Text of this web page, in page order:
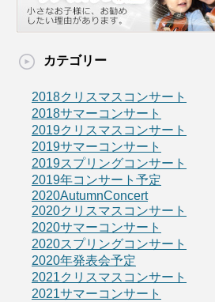
カテゴリー
2018クリスマスコンサート
2018サマーコンサート
2019クリスマスコンサート
2019サマーコンサート
2019スプリングコンサート
2019年コンサート予定
2020AutumnConcert
2020クリスマスコンサート
2020サマーコンサート
2020スプリングコンサート
2020年発表会予定
2021クリスマスコンサート
2021サマーコンサート